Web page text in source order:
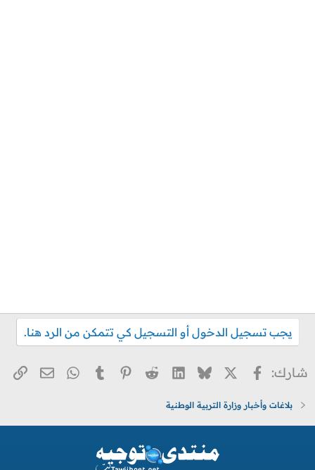
يجب تسجيل الدخول أو التسجيل كي تتمكن من الرد هنا.
شارك: فيسبوك
X
Bluesky
LinkedIn
Reddit
Pinterest
Tumblr
WhatsApp
البريد
بلاغات وأخبار وزارة التربية الوطنية